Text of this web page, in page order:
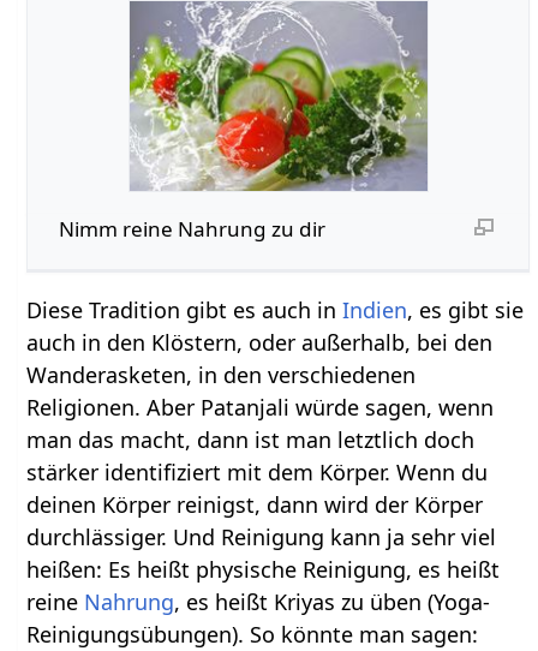
Nimm reine Nahrung zu dir
Diese Tradition gibt es auch inIndien, es gibt sie
auch in den Klöstern, oder außerhalb, bei den
Wanderasketen, in den verschiedenen
Religionen. Aber Patanjali würde sagen, wenn
man das macht, dann ist man letztlich doch
stärker identifiziert mit dem Körper. Wenn du
deinen Körper reinigst, dann wird der Körper
durchlässiger. Und Reinigung kann ja sehr viel
heißen: Es heißt physische Reinigung, es heißt
reine Nahrung, es heißt Kriyas zu üben (Yoga-
Reinigungsübungen). So könnte man sagen: